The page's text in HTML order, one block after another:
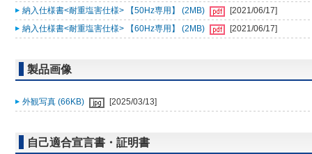
納入仕様書<耐重塩害仕様> 【50Hz専用】 (2MB)
[2021/06/17]
納入仕様書<耐重塩害仕様> 【60Hz専用】 (2MB)
[2021/06/17]
製品画像
外観写真 (66KB) [2025/03/13]
自己適合宣言書・証明書